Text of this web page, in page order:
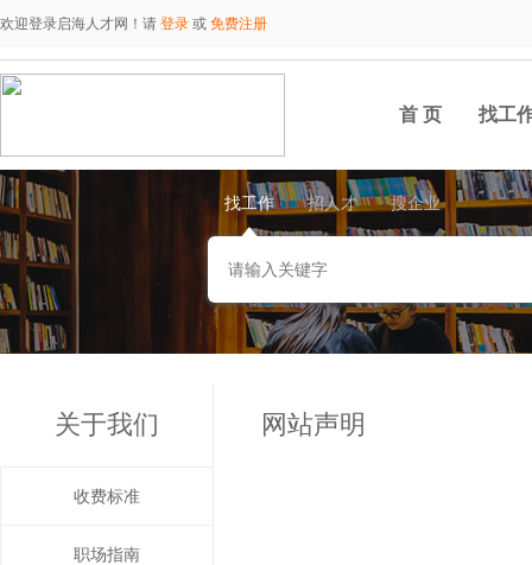
欢迎登录启海人才网！请 登录 或 免费注册
首 页 找工
找工作 招人才 搜企业
关于我们
收费标准
职场指南
网站声明